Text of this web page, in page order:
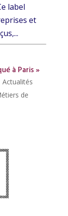
label
et
à Paris »
Actualités
de